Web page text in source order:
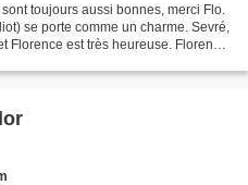
toujours aussi bonnes, merci Flo.
se porte comme un charme. Sevré,
est très heureuse. Florence